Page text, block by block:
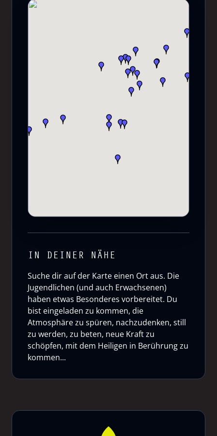
IN DEINER NÄHE
Suche dir auf der Karte einen Ort aus. Die
Jugendlichen (und auch Erwachsenen)
haben etwas Besonderes vorbereitet. Du
bist eingeladen zu kommen, die
Atmosphäre zu spüren, nachzudenken, still
zu werden, zu beten, neue Kraft zu
schöpfen, mit dem Heiligen in Berührung zu
kommen...